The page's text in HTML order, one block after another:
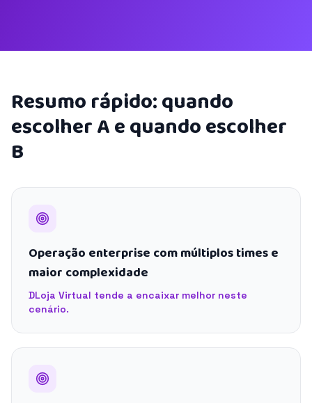
Resumo rápido: quando
escolher A e quando escolher
B
Operação enterprise com múltiplos times e
maior complexidade
DLoja Virtual tende a encaixar melhor neste
cenário.